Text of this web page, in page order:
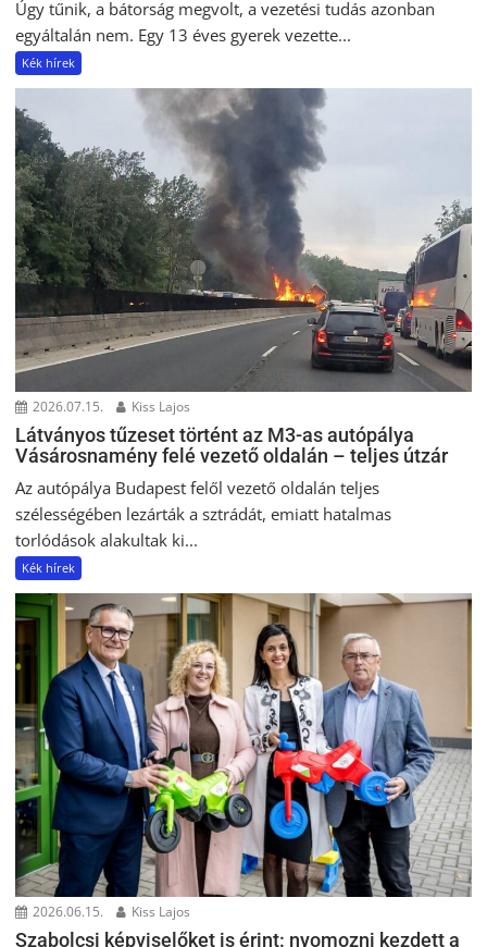
Úgy tűnik, a bátorság megvolt, a vezetési tudás azonban
egyáltalán nem. Egy 13 éves gyerek vezette...
Kék hírek
2026.07.15. Kiss Lajos
Látványos tűzeset történt az M3-as autópálya
Vásárosnamény felé vezető oldalán – teljes útzár
Az autópálya Budapest felől vezető oldalán teljes
szélességében lezárták a sztrádát, emiatt hatalmas
torlódások alakultak ki...
Kék hírek
2026.06.15. Kiss Lajos
Szabolcsi képviselőket is érint: nyomozni kezdett a